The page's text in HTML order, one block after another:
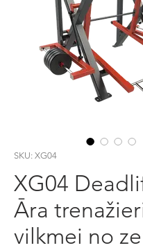
SKU: XG04
XG04
Āra
vilkmei no